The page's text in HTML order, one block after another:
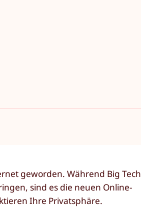
geworden. Während Big Tech
sind es die neuen Online-
Ihre Privatsphäre.